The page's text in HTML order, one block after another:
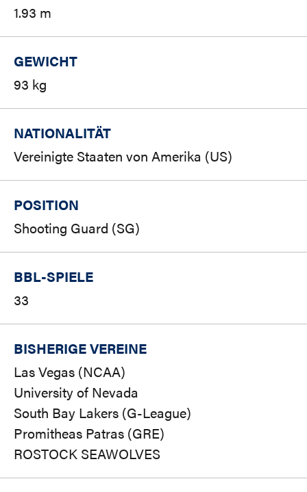
1.93 m
GEWICHT
93 kg
NATIONALITÄT
Vereinigte Staaten von Amerika (US)
POSITION
Shooting Guard (SG)
BBL-SPIELE
33
BISHERIGE VEREINE
Las Vegas (NCAA)
University of Nevada
South Bay Lakers (G-League)
Promitheas Patras (GRE)
ROSTOCK SEAWOLVES